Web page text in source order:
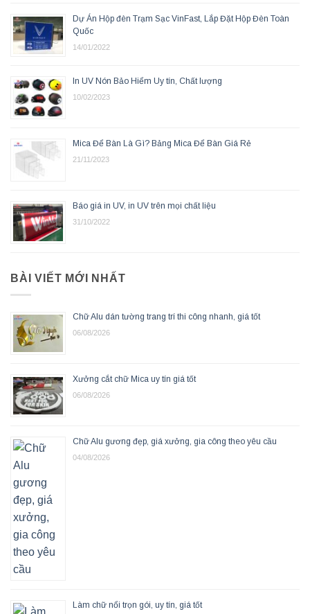
Dự Án Hộp đèn Trạm Sạc VinFast, Lắp Đặt Hộp Đèn Toàn
Quốc
14/01/2022
In UV Nón Bảo Hiểm Uy tín, Chất lượng
10/02/2023
Mica Để Bàn Là Gì? Bảng Mica Để Bàn Giá Rẻ
21/11/2023
Báo giá in UV, in UV trên mọi chất liệu
31/10/2022
BÀI VIẾT MỚI NHẤT
Chữ Alu dán tường trang trí thi công nhanh, giá tốt
06/08/2026
Xưởng cắt chữ Mica uy tín giá tốt
06/08/2026
Chữ Alu gương đẹp, giá xưởng, gia công theo yêu cầu
04/08/2026
Làm chữ nổi trọn gói, uy tín, giá tốt